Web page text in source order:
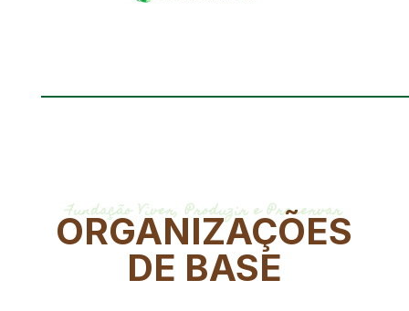
Fundação Viver, Produzir e Preservar
ORGANIZAÇÕES
DE BASE